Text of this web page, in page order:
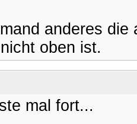
anderes
oben ist.
mal fort...